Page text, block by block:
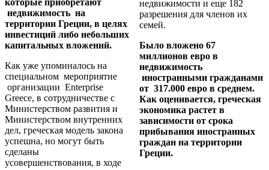
которые приобретают
недвижимость на
территории Греции, в целях
инвестиций либо небольших
капитальных вложений.
Как уже упоминалось на
специальном мероприятие
организации Enterprise
Greece, в сотрудничестве с
Министерством развития и
Министерством внутренних
дел, греческая модель закона
успешна, но могут быть
сделаны
усовершенствования, в ходе
недвижимости и еще 182
разрешения для членов их
семей.
Было вложено 67
миллионов евро в
недвижимость
иностранными гражданами
от 317.000 евро в среднем.
Как оценивается, греческая
экономика растет в
зависимости от срока
прибывания иностранных
граждан на территории
Греции.